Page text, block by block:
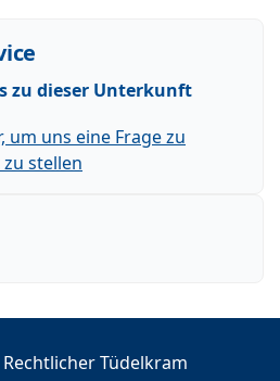
zu dieser Unterkunft
um uns eine Frage zu
stellen
Tüdelkram